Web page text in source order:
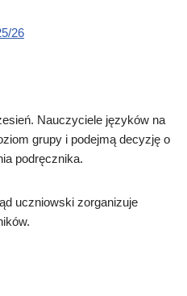
26
Nauczyciele języków na
grupy i podejmą decyzję o
podręcznika.
uczniowski zorganizuje